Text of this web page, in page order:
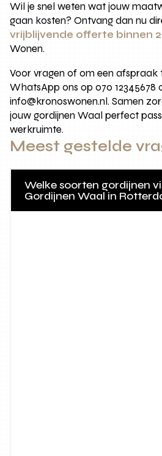
Wil je snel weten wat jouw
gaan kosten? Ontvang dan nu
vrijblijvende offerte binnen
Wonen.
Voor vragen of om een afspraak
WhatsApp ons op 070 12345678
info@kronoswonen.nl. Samen
jouw gordijnen Waal perfect
werkruimte.
Meest gestelde
Welke soorten gordijnen
Gordijnen Waal in